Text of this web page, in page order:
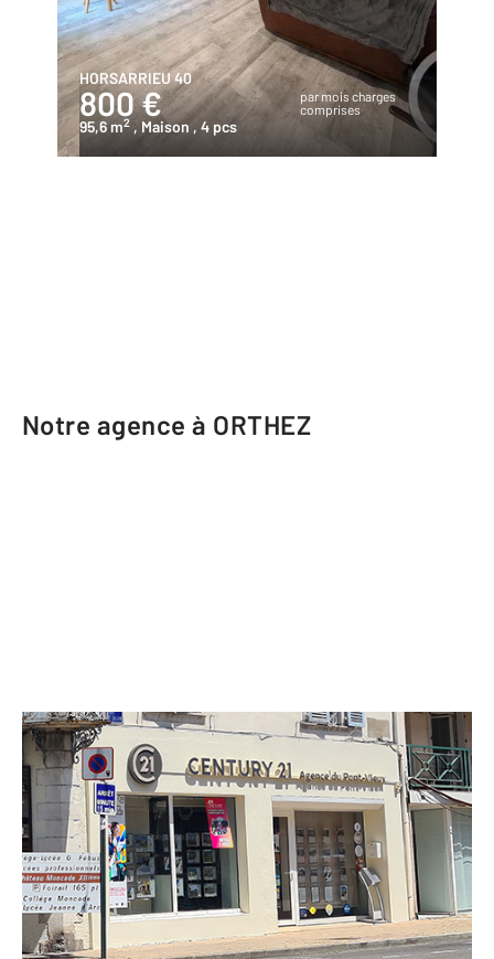
HORSARRIEU 40
800 €
par mois charges
comprises
95,6 m2 , Maison , 4 pcs
Notre agence à ORTHEZ
CENTURY 21 Agence du Pont - Vieux
98 rue Saint Gilles
ORTHEZ - 64300
Envoyer un message
Téléphoner à l'agence